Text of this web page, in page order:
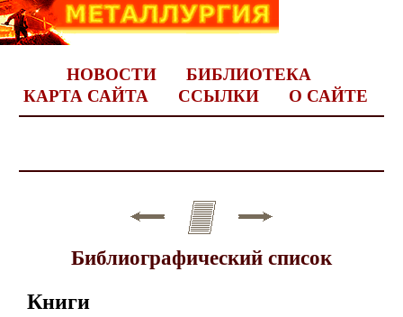
НОВОСТИ
БИБЛИОТЕКА
КАРТА САЙТА
ССЫЛКИ О САЙТЕ
Библиографический список
Книги